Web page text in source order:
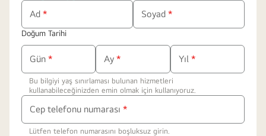
Ad *
Zorunlu
alanlar
Soyad *
Zorunlu
Doğum Tarihi
Gün *
Zorunlu
alanlar
Ay *
Zorunlu
alanlar
Yıl *
Zorunlu
Bu bilgiyi yaş sınırlaması bulunan hizmetleri
kullanabileceğinizden emin olmak için kullanıyoruz.
Cep telefonu numarası *Zorunlu
alanlar
Lütfen telefon numarasını boşluksuz girin.